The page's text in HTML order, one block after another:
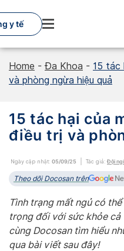
to
content
y tế
Home - Đa Khoa - 15 tác
và phòng ngừa hiệu quả
15 tác hại của
điều trị và
Ngày cập nhật: 05/09/25 Tác giả: Đội
Theo dõi Docosan trên
Tình trạng mất ngủ có
trọng đối với sức khỏe cả
cùng Docosan tìm hiểu
qua bài viết sau đây!